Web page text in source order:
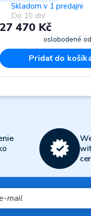
Skladom v 1 predajni
Do 10 dní
27 470 Kč
oslobodené
Pridať do